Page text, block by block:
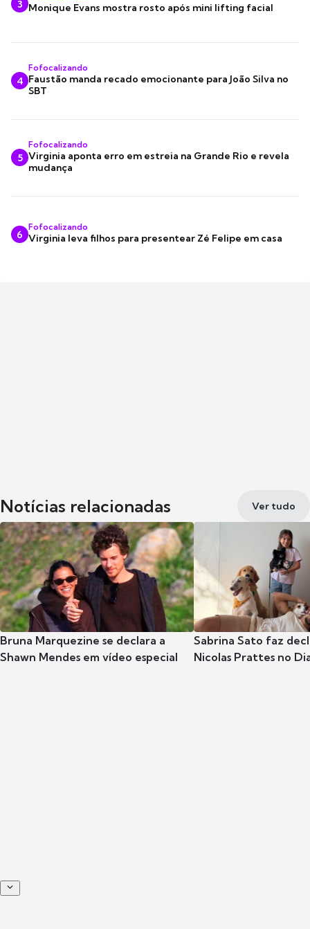
3 Monique Evans mostra rosto após mini lifting facial
4
Fofocalizando
Faustão manda recado emocionante para João Silva no
SBT
5
Fofocalizando
Virginia aponta erro em estreia na Grande Rio e revela
mudança
6
Fofocalizando
Virginia leva filhos para presentear Zé Felipe em casa
Notícias relacionadas Ver tudo
Bruna Marquezine se declara a
Shawn Mendes em vídeo especial
Sabrina Sato faz
Nicolas Prattes no